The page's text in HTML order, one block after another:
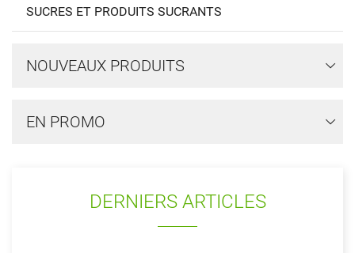
SUCRES ET PRODUITS SUCRANTS
NOUVEAUX PRODUITS
EN PROMO
DERNIERS ARTICLES